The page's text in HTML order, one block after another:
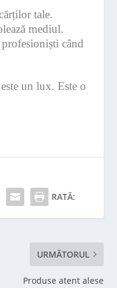
tale.
mediul.
când
un lux. Este o
RATĂ:
URMĂTORUL
Produse atent alese